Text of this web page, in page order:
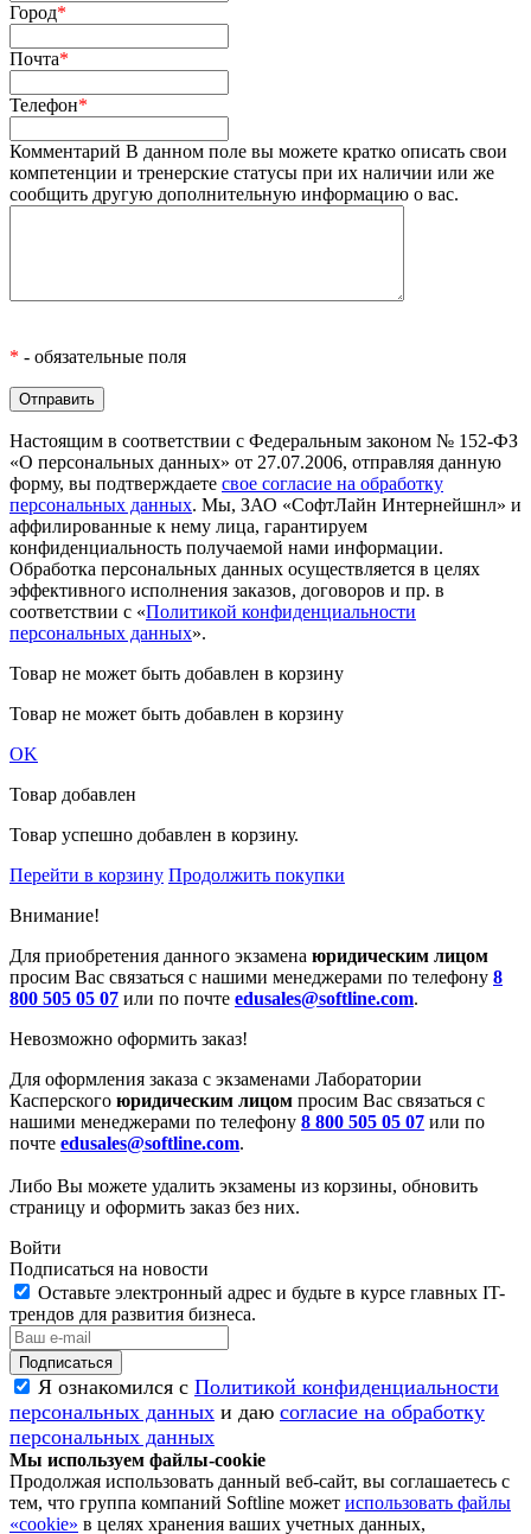
Город*
Почта*
Телефон*
Комментарий В данном поле вы можете кратко описать свои
компетенции и тренерские статусы при их наличии или же
сообщить другую дополнительную информацию о вас.
* - обязательные поля
Настоящим в соответствии с Федеральным законом № 152-ФЗ
«О персональных данных» от 27.07.2006, отправляя данную
форму, вы подтверждаете свое согласие на обработку
персональных данных. Мы, ЗАО «СофтЛайн Интернейшнл» и
аффилированные к нему лица, гарантируем
конфиденциальность получаемой нами информации.
Обработка персональных данных осуществляется в целях
эффективного исполнения заказов, договоров и пр. в
соответствии с «Политикой конфиденциальности
персональных данных».
Товар не может быть добавлен в корзину
Товар не может быть добавлен в корзину
OK
Товар добавлен
Товар успешно добавлен в корзину.
Перейти в корзину Продолжить покупки
Внимание!
Для приобретения данного экзамена юридическим лицом
просим Вас связаться с нашими менеджерами по телефону 8
800 505 05 07 или по почте edusales@softline.com.
Невозможно оформить заказ!
Для оформления заказа с экзаменами Лаборатории
Касперского юридическим лицом просим Вас связаться с
нашими менеджерами по телефону 8 800 505 05 07 или по
почте edusales@softline.com.
Либо Вы можете удалить экзамены из корзины, обновить
страницу и оформить заказ без них.
Войти
Подписаться на новости
Оставьте электронный адрес и будьте в курсе главных IT-
трендов для развития бизнеса.
Я ознакомился с Политикой конфиденциальности
персональных данных и даю согласие на обработку
персональных данных
Мы используем файлы-cookie
Продолжая использовать данный веб-сайт, вы соглашаетесь с
тем, что группа компаний Softline может использовать файлы
«cookie» в целях хранения ваших учетных данных,